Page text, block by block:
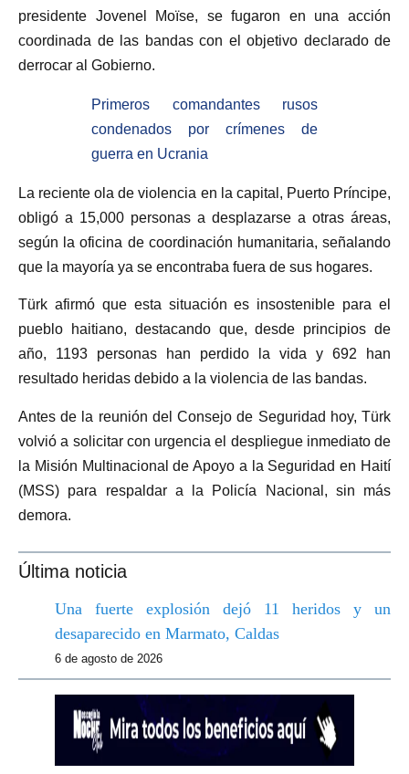
presidente Jovenel Moïse, se fugaron en una acción
coordinada de las bandas con el objetivo declarado de
derrocar al Gobierno.
Primeros comandantes rusos
condenados por crímenes de
guerra en Ucrania
La reciente ola de violencia en la capital, Puerto Príncipe,
obligó a 15,000 personas a desplazarse a otras áreas,
según la oficina de coordinación humanitaria, señalando
que la mayoría ya se encontraba fuera de sus hogares.
Türk afirmó que esta situación es insostenible para el
pueblo haitiano, destacando que, desde principios de
año, 1193 personas han perdido la vida y 692 han
resultado heridas debido a la violencia de las bandas.
Antes de la reunión del Consejo de Seguridad hoy, Türk
volvió a solicitar con urgencia el despliegue inmediato de
la Misión Multinacional de Apoyo a la Seguridad en Haití
(MSS) para respaldar a la Policía Nacional, sin más
demora.
Última noticia
Una fuerte explosión dejó 11 heridos y un
desaparecido en Marmato, Caldas
6 de agosto de 2026